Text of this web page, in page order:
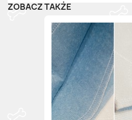
ZOBACZ TAKŻE